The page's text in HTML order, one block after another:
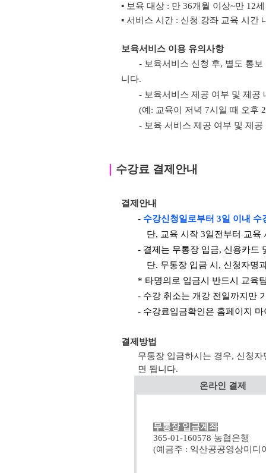
▪ 보육 대상 : 만 36개월 이상~만 12
▪ 서비스 시간 : 신청 강좌 교육 시간
보육서비스 이용 유의사항
- 보육서비스 신청 후, 별도 통
니다.
- 보육서비스 제공 여부 및 제공
(예: 교육이 저녁 7시일 때 오후
- 보육 서비스 제공 여부 및 제
수강료 결제안내
결제안내
- 수강신청일로부터 3일 이내
단, 교육 시작 3일전부터 교
- 결제는 무통장 입금, 신용카드
단. 무통장 입금 시, 신청자명
* 타명의로 입금시 반드시 교육
- 수강 취소는 개강 전일까지만
- 수강료입금확인은 홈페이지
결제방법
무통장 입금하시는 경우, 신청
면 됩니다.
온라인 결제
무통장 입금계좌
365-01-160578 농협은행
(예금주 : 익산공공영상미디